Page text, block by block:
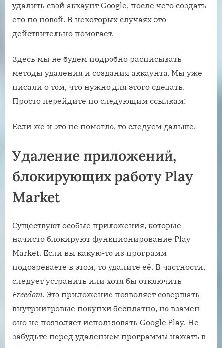
удалить свой аккаунт Google, после чего создать
его по новой. В некоторых случаях это
действительно помогает.
Здесь мы не будем подробно расписывать
методы удаления и создания аккаунта. Мы уже
писали о том, что нужно для этого сделать.
Просто перейдите по следующим ссылкам:
Если же и это не помогло, то следуем дальше.
Удаление приложений,
блокирующих работу Play
Market
Существуют особые приложения, которые
начисто блокируют функционирование Play
Market. Если вы какую-то из программ
подозреваете в этом, то удалите её. В частности,
следует устранить или хотя бы отключить
Freedom. Это приложение позволяет совершать
внутриигровые покупки бесплатно, но взамен
оно не позволяет использовать Google Play. Не
забудьте перед удалением программы нажать в